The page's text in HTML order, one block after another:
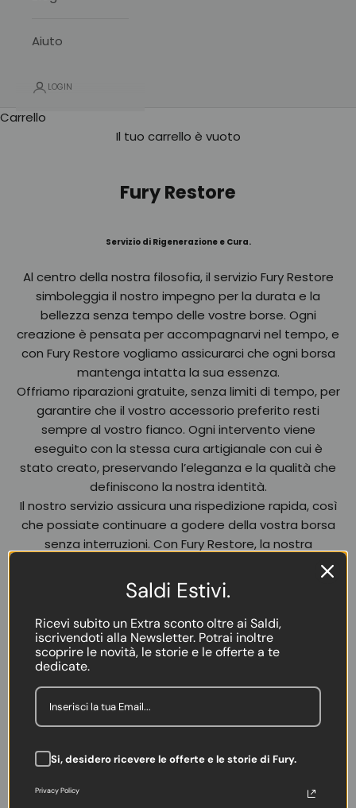
Aiuto
LOGIN
Carrello
Il tuo carrello è vuoto
Fury Restore
Servizio di Rigenerazione e Cura.
Al centro della nostra filosofia, il servizio Fury Restore
simboleggia il nostro impegno per la durata e la
bellezza senza tempo delle vostre borse. Ogni
creazione è pensata per accompagnarvi nel tempo, e
con Fury Restore vogliamo assicurarci che ogni borsa
mantenga intatta la sua essenza.
Offriamo riparazioni gratuite, senza limiti di tempo, per
garantire che il vostro accessorio preferito resti
sempre al vostro fianco. Ogni intervento viene
eseguito con la stessa cura artigianale con cui è
stato creato, preservando l’eleganza e la qualità che
definiscono la nostra identità.
Il nostro servizio assicura una rispedizione rapida, così
che possiate continuare a godere della vostra borsa
senza interruzioni. Con Fury Restore, la nostra
promessa di qualità e dedizione si estende oltre
l’acquisto, accompagnandovi in ogni passo del vostro
viaggio.
Inoltre, crediamo che ogni borsa racconti una storia
unica, e con Fury Restore ci impegniamo a preservare
non solo l’estetica, ma anche i ricordi e le emozioni
all’artigianalità e all’eccellenza.
semplice riparazione: è un impegno verso la vostra
Saldi Estivi.
Ricevi subito un Extra sconto oltre ai Saldi,
iscrivendoti alla Newsletter. Potrai inoltre
scoprire le novità, le storie e le offerte a te
dedicate.
Si, desidero ricevere le offerte e le storie di Fury.
Privacy Policy